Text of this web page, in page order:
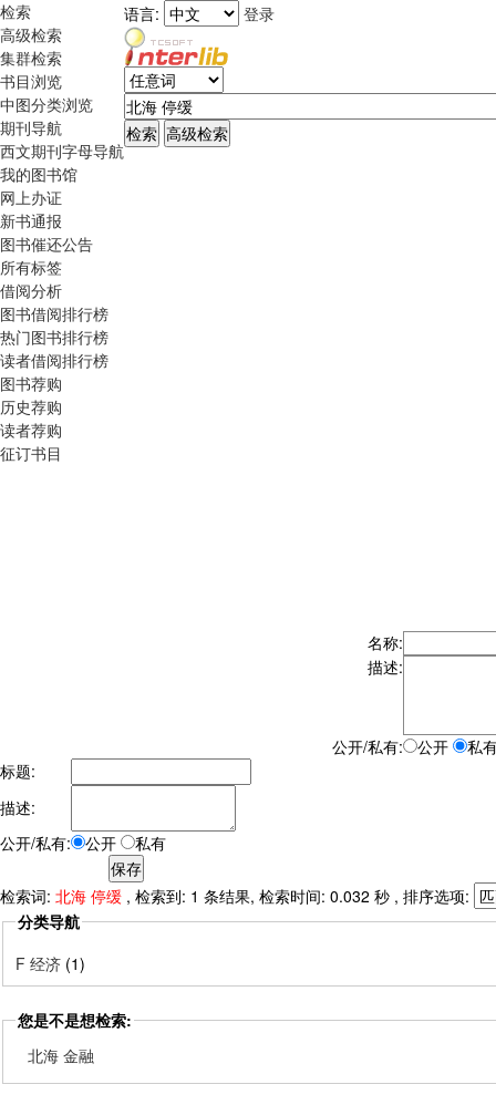
检索
高级检索
集群检索
书目浏览
中图分类浏览
期刊导航
西文期刊字母导航
我的图书馆
网上办证
新书通报
图书催还公告
所有标签
借阅分析
图书借阅排行榜
热门图书排行榜
读者借阅排行榜
图书荐购
历史荐购
读者荐购
征订书目
语言: 登录
名称:
描述:
公开/私有: 公开
私
标题:
描述:
公开/私有:
公开 私有
检索词: 北海 停缓 , 检索到: 1 条结果, 检索时间: 0.032 秒 , 排序选项:
分类导航
F 经济 (1)
您是不是想检索:
北海 金融